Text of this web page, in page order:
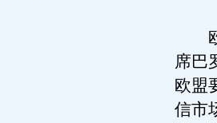
欧
席巴
欧盟
信市